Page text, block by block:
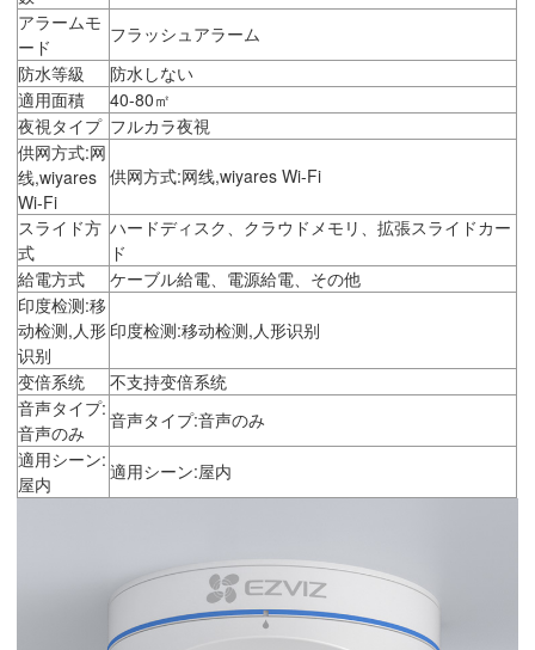
アラームモ
ード
フラッシュアラーム
防水等級
防水しない
適用面積
40-80㎡
夜視タイプ フルカラ夜視
供网方式:网
线,wiyares
Wi-Fi
供网方式:网线,wiyares Wi-Fi
スライド方
式
ハードディスク、クラウドメモリ、拡張スライドカー
ド
給電方式
ケーブル給電、電源給電、その他
印度检测:移
动检测,人形
识别
印度检测:移动检测,人形识别
变倍系统
不支持变倍系统
音声タイプ:
音声のみ
音声タイプ:音声のみ
適用シーン:
屋内
適用シーン:屋内